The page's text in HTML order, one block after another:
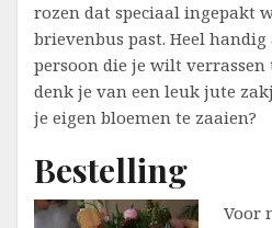
rozen dat speciaal ingepakt
brievenbus past. Heel
persoon die je wilt
denk je van een leuk jute
je eigen bloemen te zaaien?
Bestelling
Voor